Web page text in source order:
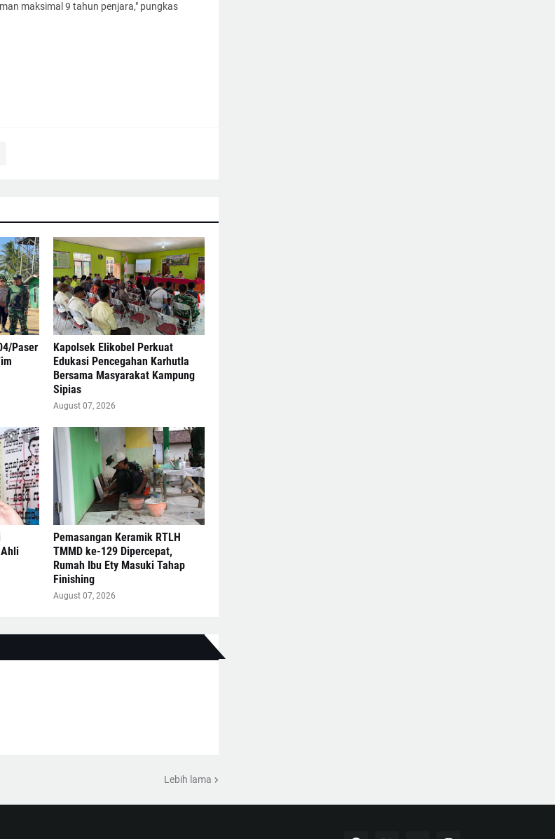
maksimal 9 tahun penjara," pungkas
Paser
Kapolsek Elikobel Perkuat
Edukasi Pencegahan Karhutla
Bersama Masyarakat Kampung
Sipias
August 07, 2026
Pemasangan Keramik RTLH
TMMD ke-129 Dipercepat,
Rumah Ibu Ety Masuki Tahap
Finishing
August 07, 2026
Lebih lama